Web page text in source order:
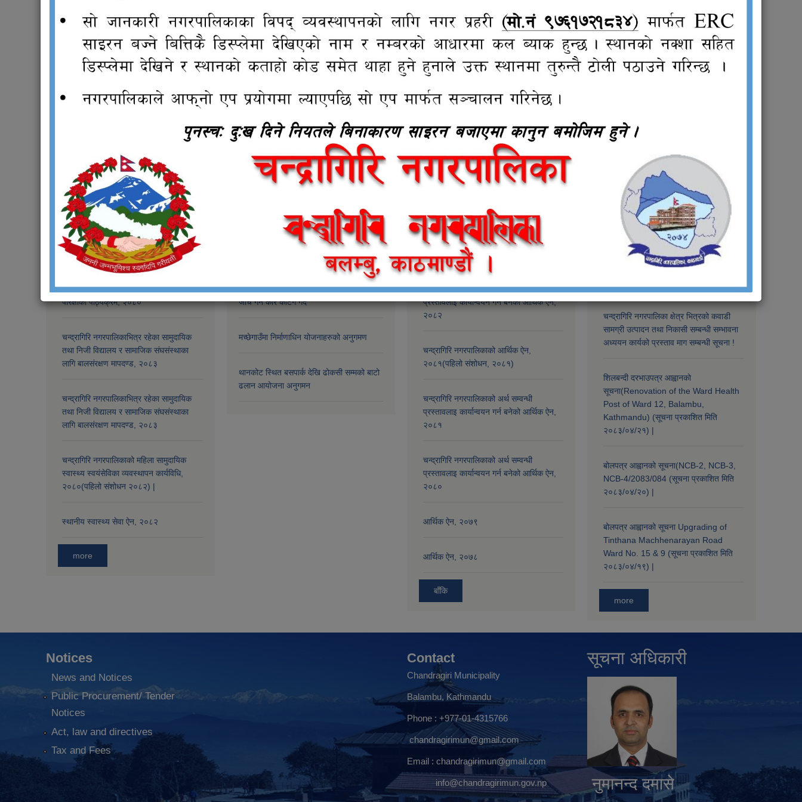
Designation:
Email: chandragirimunpanjikaran@gmail.com
Weight:
राजपत्र
नगर प्रहरी सेवाको लागि प्रतियोगितात्मक
परिक्षाको पाठ्यक्रम, २०८०
चन्द्रागिरि नगरपालिकाभित्र रहेका सामुदायिक
तथा निजी विद्यालय र सामाजिक संघसंस्थाका
लागि बालसंरक्षण मापदण्ड, २०८३
चन्द्रागिरि नगरपालिकाभित्र रहेका सामुदायिक
तथा निजी विद्यालय र सामाजिक संघसंस्थाका
लागि बालसंरक्षण मापदण्ड, २०८३
चन्द्रागिरि नगरपालिकाको महिला सामुदायिक
स्वास्थ्य स्वयंसेविका व्यवस्थापन कार्यविधि,
२०८०(पहिलो संशोधन २०८२) |
स्थानीय स्वास्थ्य सेवा ऐन, २०८२
more
Budget and Program
चन्द्रागिरी नगरपालिकाबाट कालोपत्रेको मोटाई
जांच गर्न कोर कटिंग गर्दै
मच्छेगाउँमा निर्माणाधिन योजनाहरुको अनुगमण
थानकोट स्थित बसपार्क देखि ढोकसी सम्मको बाटो
ढलान आयोजना अनुगमन
Tax and Fees
चन्द्रागिरि नगरपालिकाको अर्थ सम्बन्धी
प्रस्तावलाई कार्यान्वयन गर्न बनेको आर्थिक ऐन,
२०८२
चन्द्रागिरि नगरपालिकाको आर्थिक ऐन,
२०८१(पहिलो संशोधन, २०८१)
चन्द्रागिरि नगरपालिकाको अर्थ सम्वन्धी
प्रस्तावलाइ कार्यान्वयन गर्न बनेको आर्थिक ऐन,
२०८१
चन्द्रागिरि नगरपालिकाको अर्थ सम्वन्धी
प्रस्तावलाइ कार्यान्वयन गर्न बनेको आर्थिक ऐन,
२०८०
आर्थिक ऐन, २०७९
आर्थिक ऐन, २०७८
बाँकि
Public
Procurement/Tender
चन्द्रागिरि नगरपालिका क्षेत्र भित्रको कवाडी
सामग्री उत्पादन तथा निकासी सम्बन्धी सम्भावना
अध्ययन कार्यको प्रस्ताव माग सम्बन्धी सूचना !
शिलबन्दी दरभाउपत्र आह्वानको
सूचना(Renovation of the Ward Health
Post of Ward 12, Balambu,
Kathmandu) (सूचना प्रकाशित मिति
२०८३/०४/२१) |
बोलपत्र आह्वानको सूचना(NCB-2, NCB-3,
NCB-4/2083/084 (सूचना प्रकाशित मिति
२०८३/०४/२०) |
बोलपत्र आह्वानको सूचना Upgrading of
Tinthana Machhenarayan Road
Ward No. 15 & 9 (सूचना प्रकाशित मिति
२०८३/०४/१९) |
more
Notices
News and Notices
Public Procurement/ Tender
Notices
Act, law and directives
Tax and Fees
Contact
Chandragiri Municipality
Balambu, Kathmandu
Phone : +977-01-4315766
chandragirimun@gmail.com
Email : chandragirimun@gmail.com
info@chandragirimun.gov.np
सूचना अधिकारी
नुमानन्द दमासे